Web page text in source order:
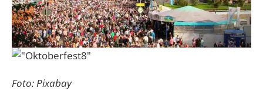
Foto: Pixabay